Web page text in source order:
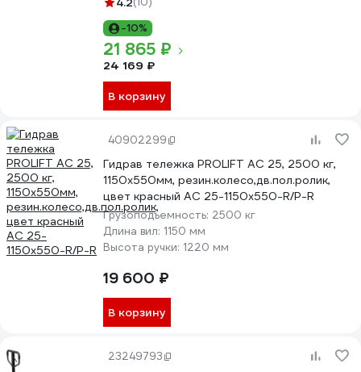
-10%
21 865 ₽
24 169 ₽
В корзину
40902299
Гидрав тележка PROLIFT AC 25, 2500 кг,
1150х550мм, резин.колесо,дв.пол.ролик,
цвет красный AC 25-1150x550-R/P-R
Грузоподъемность: 2500 кг
Длина вил: 1150 мм
Высота ручки: 1220 мм
19 600 ₽
В корзину
23249793